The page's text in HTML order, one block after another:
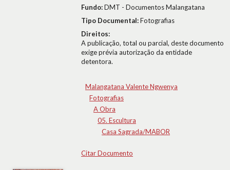
Fundo:DMT - Documentos Malangatana
Tipo Documental:Fotografias
Direitos:
A publicação, total ou parcial, deste documento
exige prévia autorização da entidade
detentora.
Malangatana Valente Ngwenya
Fotografias
A Obra
05. Escultura
Casa Sagrada/MABOR
Citar Documento